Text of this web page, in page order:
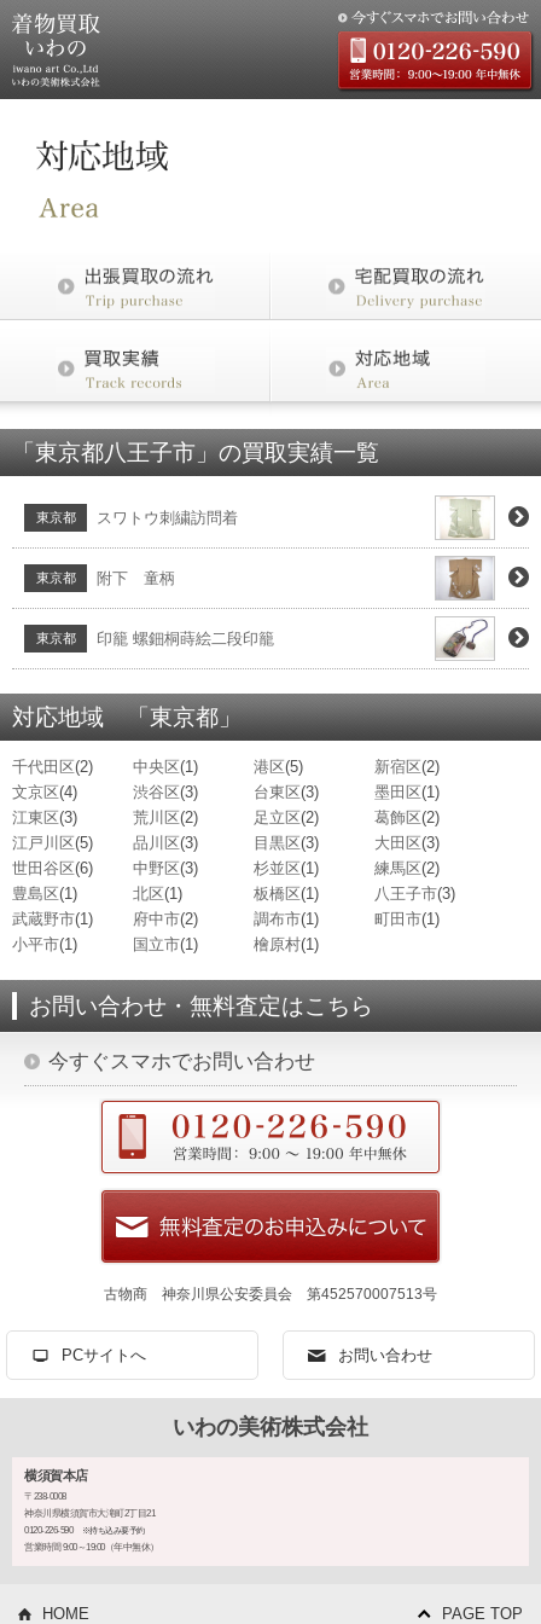
「東京都八王子市」の買取実績一覧
東京都 スワトウ刺繍訪問着
東京都 附下 童柄
東京都 印籠 螺鈿桐蒔絵二段印籠
対応地域 「東京都」
千代田区(2) 中央区(1) 港区(5) 新宿区(2)
文京区(4) 渋谷区(3) 台東区(3) 墨田区(1)
江東区(3) 荒川区(2) 足立区(2) 葛飾区(2)
江戸川区(5) 品川区(3) 目黒区(3) 大田区(3)
世田谷区(6) 中野区(3) 杉並区(1) 練馬区(2)
豊島区(1) 北区(1) 板橋区(1) 八王子市(3)
武蔵野市(1) 府中市(2) 調布市(1) 町田市(1)
小平市(1) 国立市(1) 檜原村(1)
お問い合わせ・無料査定はこちら
今すぐスマホでお問い合わせ
古物商 神奈川県公安委員会 第452570007513号
PCサイトへ お問い合わせ
いわの美術株式会社
横須賀本店
〒238-0008
神奈川県横須賀市大滝町2丁目21
0120-226-590
※持ち込み要予約
営業時間 9:00～19:00（年中無休）
HOME PAGE TOP